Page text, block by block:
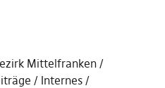
Mittelfranken
Internes